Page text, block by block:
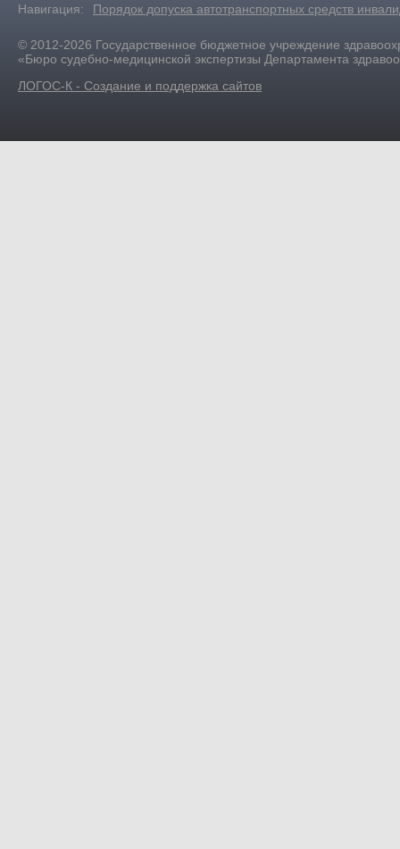
Навигация: Порядок допуска автотранспортных средств
© 2012-2026 Государственное бюджетное учреждение
«Бюро судебно-медицинской экспертизы Департамента
ЛОГОС-К - Создание и поддержка сайтов